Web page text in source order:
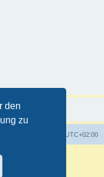
den
zu
UTC+02:00
phpBB Limited